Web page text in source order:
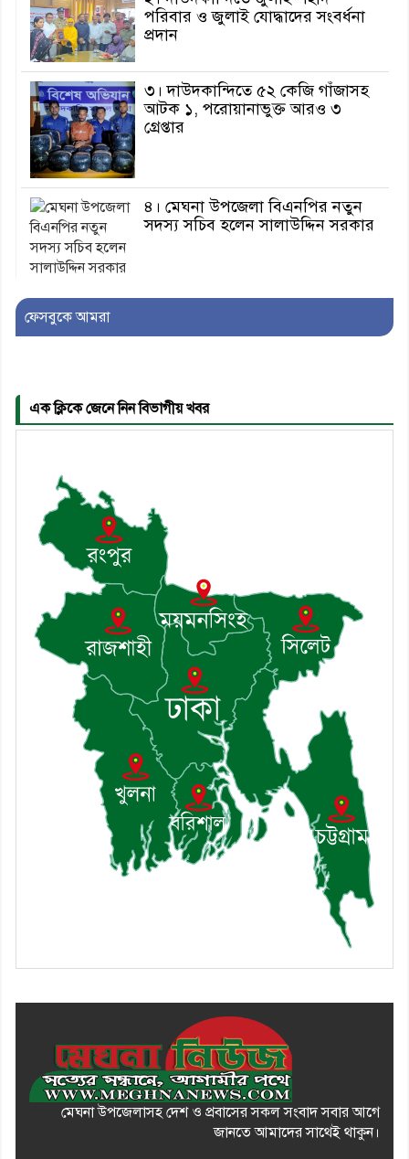
পরিবার ও জুলাই যোদ্ধাদের সংবর্ধনা
প্রদান
৩। দাউদকান্দিতে ৫২ কেজি গাঁজাসহ
আটক ১, পরোয়ানাভুক্ত আরও ৩
গ্রেপ্তার
৪। মেঘনা উপজেলা বিএনপির নতুন
সদস্য সচিব হলেন সালাউদ্দিন সরকার
এএসআই সজল
৭। দাউদকান্দিতে মুচি সম্প্রদায়ের
খোঁজখবর নিলেন ড. খন্দকার মারুফ
হোসেন
৮। মেঘনায় আইন-শৃঙ্খলা কমিটির
মাসিক সভা অনুষ্ঠিত
৯। জাতীয় নেতা ড. খন্দকার
মোশাররফ হোসেনের মূল্যায়ন কোথায়
এবং একটি বিশ্লেষণ
১০। দাউদকান্দিতে ইউপি সদস্যকে
মারধরের চেষ্টা ও প্রাণনাশের হুমকির
অভিযোগ
ফেসবুকে আমরা
এক ক্লিকে জেনে নিন বিভাগীয় খবর
মেঘনা উপজেলাসহ দেশ ও প্রবাসের সকল সংবাদ সবার আগে
জানতে আমাদের সাথেই থাকুন।